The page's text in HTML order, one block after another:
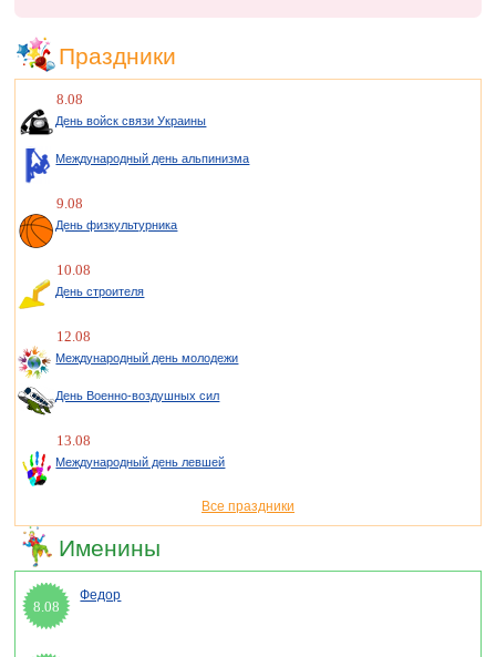
Праздники
8.08
День войск связи Украины
Международный день альпинизма
9.08
День физкультурника
10.08
День строителя
12.08
Международный день молодежи
День Военно-воздушных сил
13.08
Международный день левшей
Все праздники
Именины
8.08
Федор